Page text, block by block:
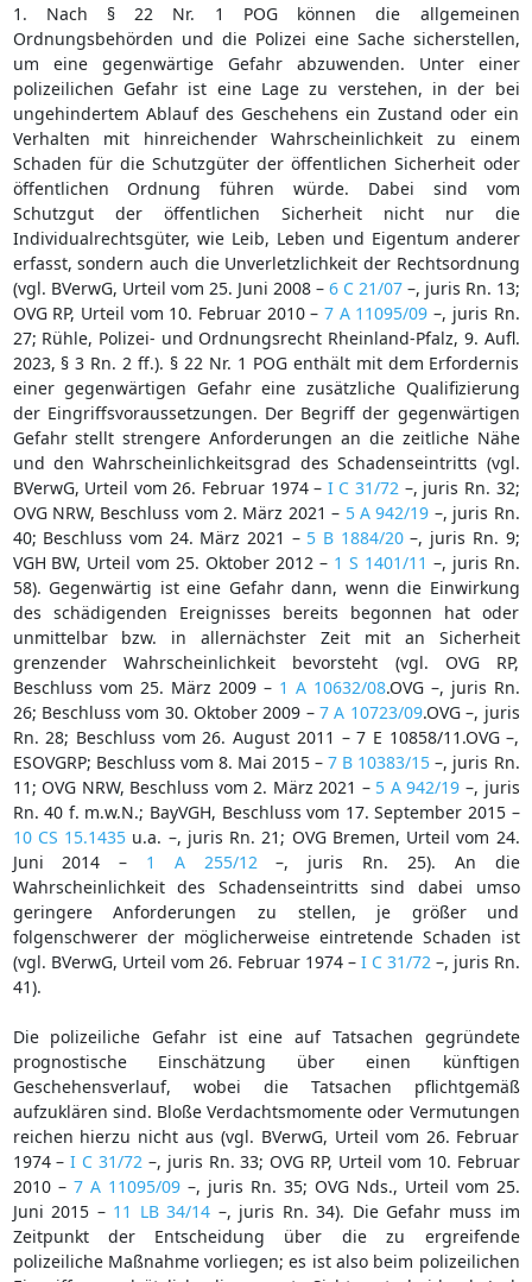
1. Nach § 22 Nr. 1 POG können die allgemeinen
Ordnungsbehörden und die Polizei eine Sache sicherstellen,
um eine gegenwärtige Gefahr abzuwenden. Unter einer
polizeilichen Gefahr ist eine Lage zu verstehen, in der bei
ungehindertem Ablauf des Geschehens ein Zustand oder ein
Verhalten mit hinreichender Wahrscheinlichkeit zu einem
Schaden für die Schutzgüter der öffentlichen Sicherheit oder
öffentlichen Ordnung führen würde. Dabei sind vom
Schutzgut der öffentlichen Sicherheit nicht nur die
Individualrechtsgüter, wie Leib, Leben und Eigentum anderer
erfasst, sondern auch die Unverletzlichkeit der Rechtsordnung
(vgl. BVerwG, Urteil vom 25. Juni 2008 – 6 C 21/07–, juris Rn. 13;
OVG RP, Urteil vom 10. Februar 2010 –7 A 11095/09 –, juris Rn.
27; Rühle, Polizei- und Ordnungsrecht Rheinland-Pfalz, 9. Aufl.
2023, § 3 Rn. 2 ff.). § 22 Nr. 1 POG enthält mit dem Erfordernis
einer gegenwärtigen Gefahr eine zusätzliche Qualifizierung
der Eingriffsvoraussetzungen. Der Begriff der gegenwärtigen
Gefahr stellt strengere Anforderungen an die zeitliche Nähe
und den Wahrscheinlichkeitsgrad des Schadenseintritts (vgl.
BVerwG, Urteil vom 26. Februar 1974 – I C 31/72 –, juris Rn. 32;
OVG NRW, Beschluss vom 2. März 2021 – 5 A 942/19 –, juris Rn.
40; Beschluss vom 24. März 2021 – 5 B 1884/20–, juris Rn. 9;
VGH BW, Urteil vom 25. Oktober 2012 – 1 S 1401/11 –, juris Rn.
58). Gegenwärtig ist eine Gefahr dann, wenn die Einwirkung
des schädigenden Ereignisses bereits begonnen hat oder
unmittelbar bzw. in allernächster Zeit mit an Sicherheit
grenzender Wahrscheinlichkeit bevorsteht (vgl. OVG RP,
Beschluss vom 25. März 2009 – 1 A 10632/08.OVG –, juris Rn.
26; Beschluss vom 30. Oktober 2009 –7 A 10723/09.OVG –, juris
Rn. 28; Beschluss vom 26. August 2011 – 7 E 10858/11.OVG –,
ESOVGRP; Beschluss vom 8. Mai 2015 –7 B 10383/15 –, juris Rn.
11; OVG NRW, Beschluss vom 2. März 2021 – 5 A 942/19 –, juris
Rn. 40 f. m.w.N.; BayVGH, Beschluss vom 17. September 2015 –
10 CS 15.1435 u.a. –, juris Rn. 21; OVG Bremen, Urteil vom 24.
Juni 2014 – 1 A 255/12 –, juris Rn. 25). An die
Wahrscheinlichkeit des Schadenseintritts sind dabei umso
geringere Anforderungen zu stellen, je größer und
folgenschwerer der möglicherweise eintretende Schaden ist
(vgl. BVerwG, Urteil vom 26. Februar 1974 – I C 31/72 –, juris Rn.
41).
Die polizeiliche Gefahr ist eine auf Tatsachen gegründete
prognostische Einschätzung über einen künftigen
Geschehensverlauf, wobei die Tatsachen pflichtgemäß
aufzuklären sind. Bloße Verdachtsmomente oder Vermutungen
reichen hierzu nicht aus (vgl. BVerwG, Urteil vom 26. Februar
1974 –I C 31/72 –, juris Rn. 33; OVG RP, Urteil vom 10. Februar
2010 – 7 A 11095/09–, juris Rn. 35; OVG Nds., Urteil vom 25.
Juni 2015 – 11 LB 34/14 –, juris Rn. 34). Die Gefahr muss im
Zeitpunkt der Entscheidung über die zu ergreifende
polizeiliche Maßnahme vorliegen; es ist also beim polizeilichen